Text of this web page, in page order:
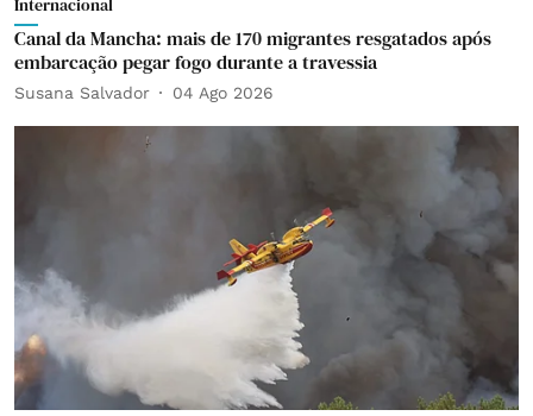
Internacional
Canal da Mancha: mais de 170 migrantes resgatados após
embarcação pegar fogo durante a travessia
Susana Salvador 04 Ago 2026